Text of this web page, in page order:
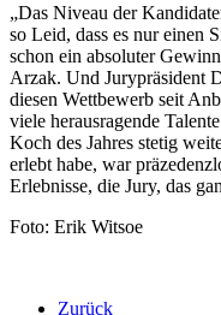
„Das Niveau der
so Leid, dass es nur einen
schon ein absoluter
Arzak. Und Jurypräsident
diesen Wettbewerb seit
viele herausragende
Koch des Jahres stetig
erlebt habe, war
Erlebnisse, die Jury, das
Foto: Erik Witsoe
Zurück